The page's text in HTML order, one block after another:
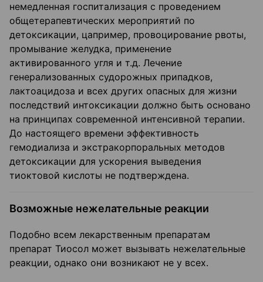
немедленная госпитализация с проведением
общетерапевтических мероприятий по
детоксикации, цапример, провоцирование рвоты,
промывание желудка, применение
активированного угля и т.д. Лечение
генерализованных судорожных припадков,
лактоацидоза и всех других опасных для жизни
последствий интоксикации должно быть основано
на принципах современной интенсивной терапии.
До настоящего времени эффективность
гемодиализа и экстракорпоральных методов
детоксикации для ускорения выведения
тиоктовой кислоты не подтверждена.
Возможные нежелательные реакции
Подобно всем лекарственным препаратам
препарат Тиосол может вызывать нежелательные
реакции, однако они возникают не у всех.